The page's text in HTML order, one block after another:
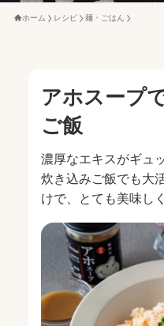
ホーム レシピ 麺・ごはん
アホスープ
ご飯
濃厚なエキスがギュ
炊き込みご飯でも大
けで、とても美味し